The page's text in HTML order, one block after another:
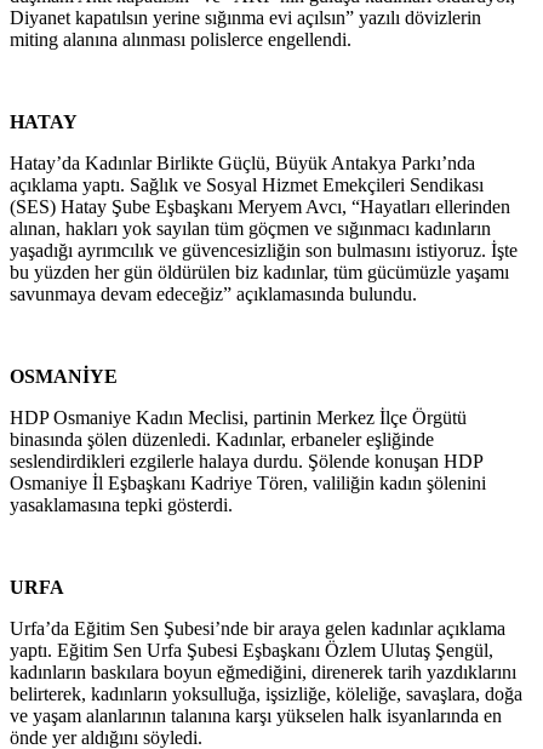
Diyanet kapatılsın yerine sığınma evi açılsın” yazılı dövizlerin
miting alanına alınması polislerce engellendi.
HATAY
Hatay’da Kadınlar Birlikte Güçlü, Büyük Antakya Parkı’nda
açıklama yaptı. Sağlık ve Sosyal Hizmet Emekçileri Sendikası
(SES) Hatay Şube Eşbaşkanı Meryem Avcı, “Hayatları ellerinden
alınan, hakları yok sayılan tüm göçmen ve sığınmacı kadınların
yaşadığı ayrımcılık ve güvencesizliğin son bulmasını istiyoruz. İşte
bu yüzden her gün öldürülen biz kadınlar, tüm gücümüzle yaşamı
savunmaya devam edeceğiz” açıklamasında bulundu.
OSMANİYE
HDP Osmaniye Kadın Meclisi, partinin Merkez İlçe Örgütü
binasında şölen düzenledi. Kadınlar, erbaneler eşliğinde
seslendirdikleri ezgilerle halaya durdu. Şölende konuşan HDP
Osmaniye İl Eşbaşkanı Kadriye Tören, valiliğin kadın şölenini
yasaklamasına tepki gösterdi.
URFA
Urfa’da Eğitim Sen Şubesi’nde bir araya gelen kadınlar açıklama
yaptı. Eğitim Sen Urfa Şubesi Eşbaşkanı Özlem Ulutaş Şengül,
kadınların baskılara boyun eğmediğini, direnerek tarih yazdıklarını
belirterek, kadınların yoksulluğa, işsizliğe, köleliğe, savaşlara, doğa
ve yaşam alanlarının talanına karşı yükselen halk isyanlarında en
önde yer aldığını söyledi.